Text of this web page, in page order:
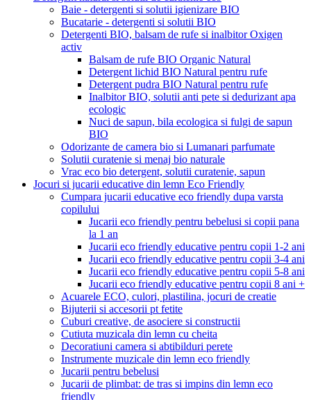
Baie - detergenti si solutii igienizare BIO
Bucatarie - detergenti si solutii BIO
Detergenti BIO, balsam de rufe si inalbitor Oxigen
activ
Balsam de rufe BIO Organic Natural
Detergent lichid BIO Natural pentru rufe
Detergent pudra BIO Natural pentru rufe
Inalbitor BIO, solutii anti pete si dedurizant apa
ecologic
Nuci de sapun, bila ecologica si fulgi de sapun
BIO
Odorizante de camera bio si Lumanari parfumate
Solutii curatenie si menaj bio naturale
Vrac eco bio detergent, solutii curatenie, sapun
Jocuri si jucarii educative din lemn Eco Friendly
Cumpara jucarii educative eco friendly dupa varsta
copilului
Jucarii eco friendly pentru bebelusi si copii pana
la 1 an
Jucarii eco friendly educative pentru copii 1-2 ani
Jucarii eco friendly educative pentru copii 3-4 ani
Jucarii eco friendly educative pentru copii 5-8 ani
Jucarii eco friendly educative pentru copii 8 ani +
Acuarele ECO, culori, plastilina, jocuri de creatie
Bijuterii si accesorii pt fetite
Cuburi creative, de asociere si constructii
Cutiuta muzicala din lemn cu cheita
Decoratiuni camera si abtibilduri perete
Instrumente muzicale din lemn eco friendly
Jucarii pentru bebelusi
Jucarii de plimbat: de tras si impins din lemn eco
friendly